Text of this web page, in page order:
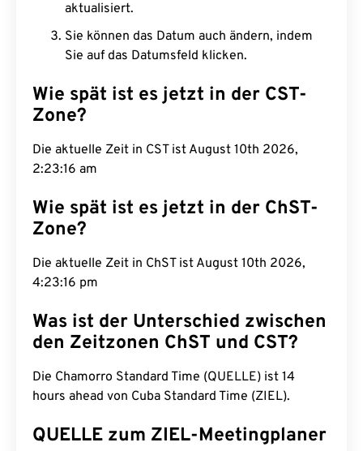
aktualisiert.
Sie können das Datum auch ändern, indem
Sie auf das Datumsfeld klicken.
Wie spät ist es jetzt in der CST-
Zone?
Die aktuelle Zeit in CST ist August 10th 2026,
2:23:17 am
Wie spät ist es jetzt in der ChST-
Zone?
Die aktuelle Zeit in ChST ist August 10th 2026,
4:23:17 pm
Was ist der Unterschied zwischen
den Zeitzonen ChST und CST?
Die Chamorro Standard Time (QUELLE) ist 14
hours ahead von Cuba Standard Time (ZIEL).
QUELLE zum ZIEL-Meetingplaner